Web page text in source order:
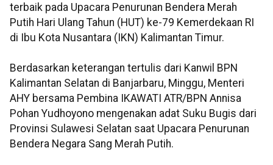
terbaik pada Upacara Penurunan Bendera Merah
Putih Hari Ulang Tahun (HUT) ke-79 Kemerdekaan RI
di Ibu Kota Nusantara (IKN) Kalimantan Timur.
Berdasarkan keterangan tertulis dari Kanwil BPN
Kalimantan Selatan di Banjarbaru, Minggu, Menteri
AHY bersama Pembina IKAWATI ATR/BPN Annisa
Pohan Yudhoyono mengenakan adat Suku Bugis dari
Provinsi Sulawesi Selatan saat Upacara Penurunan
Bendera Negara Sang Merah Putih.